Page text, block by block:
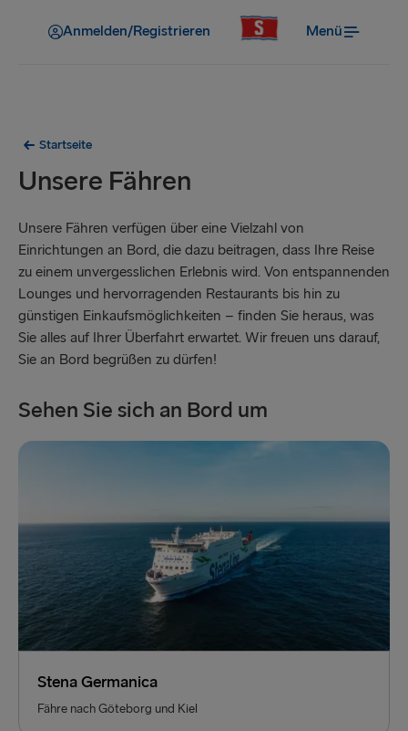
Anmelden/Registrieren Menü
Startseite
Unsere Fähren
Unsere Fähren verfügen über eine Vielzahl von
Einrichtungen an Bord, die dazu beitragen, dass Ihre Reise
zu einem unvergesslichen Erlebnis wird. Von entspannenden
Lounges und hervorragenden Restaurants bis hin zu
günstigen Einkaufsmöglichkeiten – finden Sie heraus, was
Sie alles auf Ihrer Überfahrt erwartet. Wir freuen uns darauf,
Sie an Bord begrüßen zu dürfen!
Sehen Sie sich an Bord um
Stena Germanica
Fähre nach Göteborg und Kiel